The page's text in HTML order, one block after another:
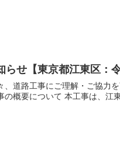
らせ【東京都江東区：
、道路工事にご理解・ご協力
の概要について 本工事は、江